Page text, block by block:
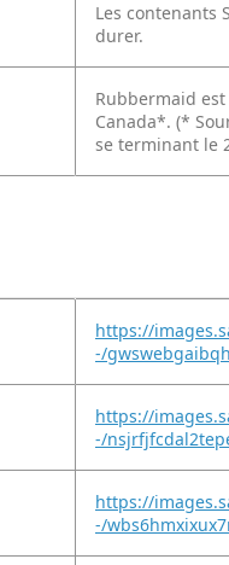
Les contenants
durer.
Rubbermaid
Canada*. (*
se terminant le
https://
-/
https://
-/
https://
-/